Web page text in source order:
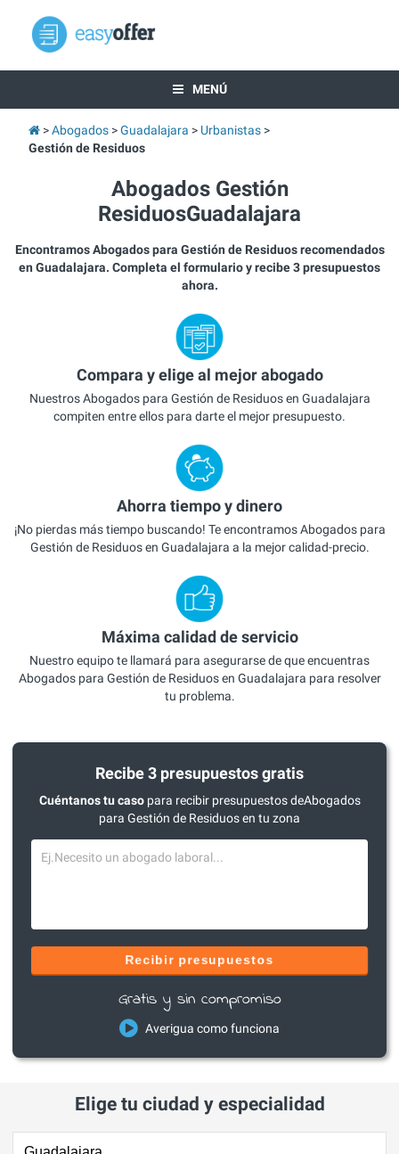
MENÚ
Abogados Guadalajara
Urbanistas
Gestión de Residuos
Abogados Gestión
ResiduosGuadalajara
Encontramos Abogados para Gestión de Residuos recomendados
en Guadalajara. Completa el formulario y recibe 3 presupuestos
ahora.
Compara y elige al mejor abogado
Nuestros Abogados para Gestión de Residuos en Guadalajara
compiten entre ellos para darte el mejor presupuesto.
Ahorra tiempo y dinero
¡No pierdas más tiempo buscando! Te encontramos Abogados para
Gestión de Residuos en Guadalajara a la mejor calidad-precio.
Máxima calidad de servicio
Nuestro equipo te llamará para asegurarse de que encuentras
Abogados para Gestión de Residuos en Guadalajara para resolver
tu problema.
Recibe 3 presupuestos gratis
Cuéntanos tu casopara recibir presupuestos deAbogados
para Gestión de Residuos en tu zona
Recibir presupuestos
Gratis y sin compromiso
Averigua como funciona
Elige tu ciudad y especialidad